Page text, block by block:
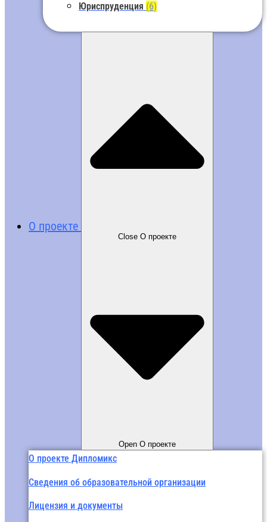
Юриспруденция (6)
О проекте
Close О проекте
Open О проекте
О проекте Дипломикс
Сведения об образовательной организации
Лицензия и документы